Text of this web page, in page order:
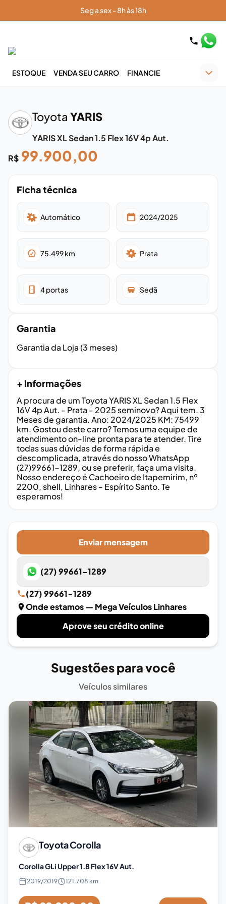
Seg a sex - 8h às 18h
ESTOQUE VENDA SEU CARRO FINANCIE
Toyota YARIS
YARIS XL Sedan 1.5 Flex 16V 4p Aut.
R$ 99.900,00
Ficha técnica
Automático 2024/2025
75.499km Prata
4portas Sedã
Garantia
Garantia da Loja (3 meses)
+ Informações
A procura de um Toyota YARIS XL Sedan 1.5 Flex
16V 4p Aut. - Prata - 2025 seminovo? Aqui tem. 3
Meses de garantia. Ano: 2024/2025 KM: 75499
km. Gostou deste carro? Temos uma equipe de
atendimento on-line pronta para te atender. Tire
todas suas dúvidas de forma rápida e
descomplicada, através do nosso WhatsApp
(27)99661-1289, ou se preferir, faça uma visita.
Nosso endereço é Cachoeiro de Itapemirim, nº
2200, shell, Linhares - Espírito Santo. Te
esperamos!
Enviar mensagem
(27) 99661-1289
(27) 99661-1289
Onde estamos— Mega Veículos Linhares
Aprove seu crédito online
Sugestões para você
Veículos similares
ToyotaCorolla
Corolla GLi Upper 1.8 Flex 16V Aut.
2019/2019 121.708 km